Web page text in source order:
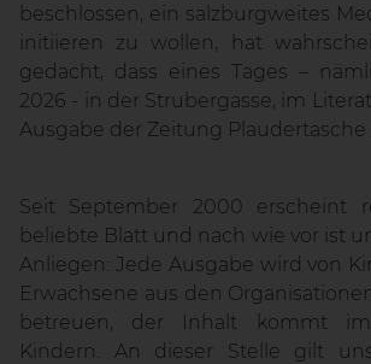
beschlossen, ein salzburgweites
initiieren zu wollen, hat
gedacht, dass eines Tages –
2026 - in der Strubergasse, im
Ausgabe der Zeitung Plaudertasche
Seit September 2000 erscheint
beliebte Blatt und nach wie vor ist
Anliegen: Jede Ausgabe wird von
Erwachsene aus den
betreuen, der Inhalt kommt
Kindern. An dieser Stelle gilt